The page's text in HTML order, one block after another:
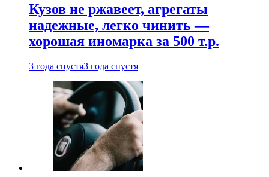
Кузов не ржавеет, агрегаты
надежные, легко чинить —
хорошая иномарка за 500 т.р.
3 года спустя3 года спустя